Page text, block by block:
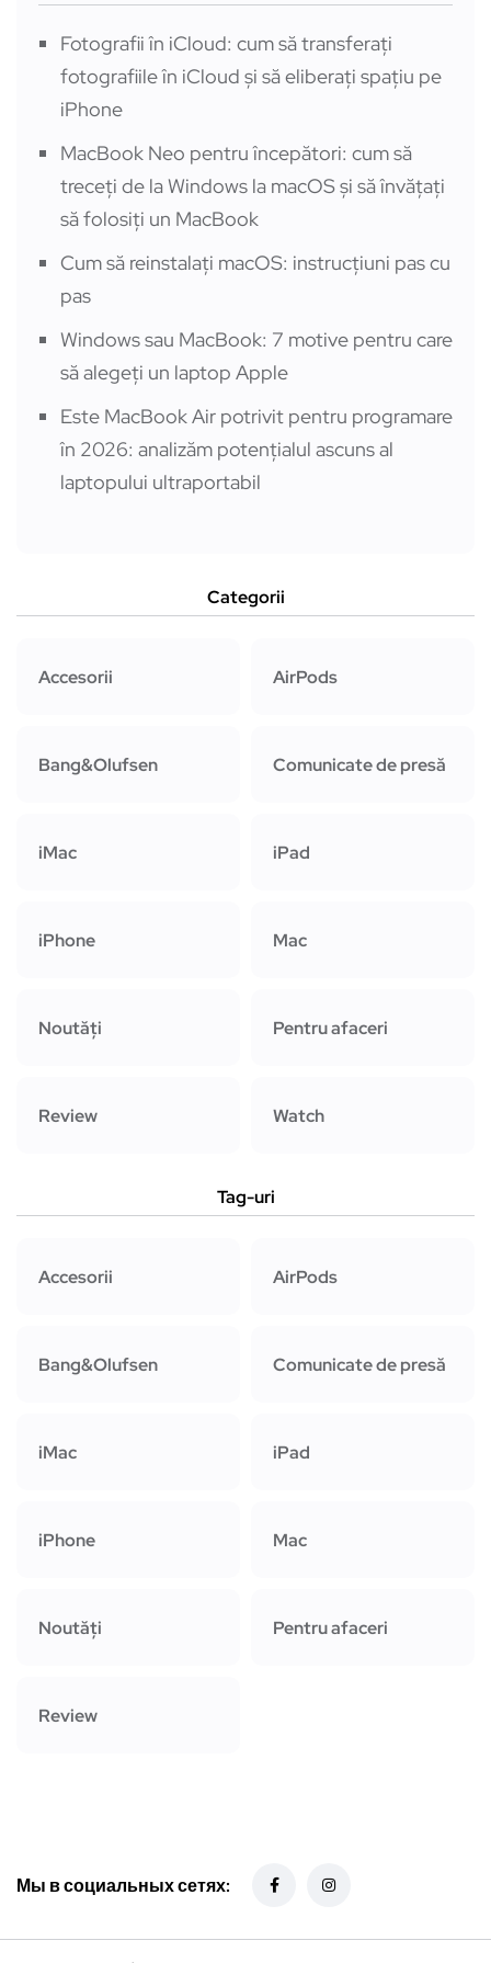
Fotografii în iCloud: cum să transferați
fotografiile în iCloud și să eliberați spațiu pe
iPhone
MacBook Neo pentru începători: cum să
treceți de la Windows la macOS și să învățați
să folosiți un MacBook
Cum să reinstalați macOS: instrucțiuni pas cu
pas
Windows sau MacBook: 7 motive pentru care
să alegeți un laptop Apple
Este MacBook Air potrivit pentru programare
în 2026: analizăm potențialul ascuns al
laptopului ultraportabil
Categorii
Accesorii AirPods
Bang&Olufsen Comunicate de presă
iMac iPad
iPhone Mac
Noutăți Pentru afaceri
Review Watch
Tag-uri
Accesorii AirPods
Bang&Olufsen Comunicate de presă
iMac iPad
iPhone Mac
Noutăți Pentru afaceri
Review
Мы в социальных сетях: